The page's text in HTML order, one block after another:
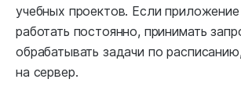
учебных проектов. Если
работать постоянно, принимать
обрабатывать задачи по
на сервер.